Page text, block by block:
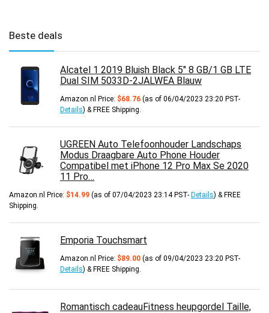
Beste deals
Alcatel 1 2019 Bluish Black 5" 8 GB/1 GB LTE
Dual SIM 5033D-2JALWEA Blauw
Amazon.nl Price: $68.76 (as of 06/04/2023 23:20 PST-
Details) & FREE Shipping.
UGREEN Auto Telefoonhouder Landschaps
Modus Draagbare Auto Phone Houder
Compatibel met iPhone 12 Pro Max Se 2020
11 Pro…
Amazon.nl Price: $14.99 (as of 07/04/2023 23:14 PST- Details) & FREE
Shipping.
Emporia Touchsmart
Amazon.nl Price: $89.00 (as of 09/04/2023 23:20 PST-
Details) & FREE Shipping.
Romantisch cadeauFitness heupgordel Taille,